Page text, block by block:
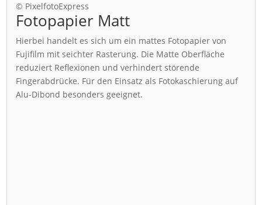
© PixelfotoExpress
Fotopapier Matt
Hierbei handelt es sich um ein mattes Fotopapier von
Fujifilm mit seichter Rasterung. Die Matte Oberfläche
reduziert Reflexionen und verhindert störende
Fingerabdrücke. Für den Einsatz als Fotokaschierung auf
Alu-Dibond besonders geeignet.